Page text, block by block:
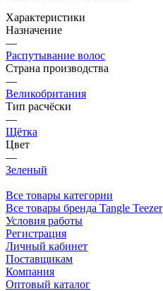
Характеристики
Назначение
—
Распутывание волос
Страна производства
—
Великобритания
Тип расчёски
—
Щётка
Цвет
—
Зеленый
Все товары категории
Все товары бренда Tangle Teezer
Условия работы
Регистрация
Личный кабинет
Поставщикам
Компания
Оптовый каталог